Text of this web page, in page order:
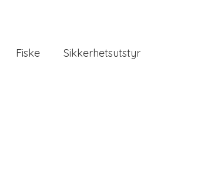
Fiske Sikkerhetsutstyr